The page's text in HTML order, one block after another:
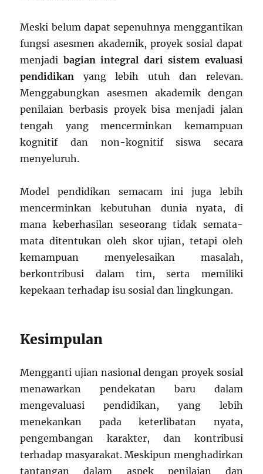
Meski belum dapat sepenuhnya menggantikan
fungsi asesmen akademik, proyek sosial dapat
menjadi bagian integral dari sistem evaluasi
pendidikan yang lebih utuh dan relevan.
Menggabungkan asesmen akademik dengan
penilaian berbasis proyek bisa menjadi jalan
tengah yang mencerminkan kemampuan
kognitif dan non-kognitif siswa secara
menyeluruh.
Model pendidikan semacam ini juga lebih
mencerminkan kebutuhan dunia nyata, di
mana keberhasilan seseorang tidak semata-
mata ditentukan oleh skor ujian, tetapi oleh
kemampuan menyelesaikan masalah,
berkontribusi dalam tim, serta memiliki
kepekaan terhadap isu sosial dan lingkungan.
Kesimpulan
Mengganti ujian nasional dengan proyek sosial
menawarkan pendekatan baru dalam
mengevaluasi pendidikan, yang lebih
menekankan pada keterlibatan nyata,
pengembangan karakter, dan kontribusi
terhadap masyarakat. Meskipun menghadirkan
tantangan dalam aspek penilaian dan